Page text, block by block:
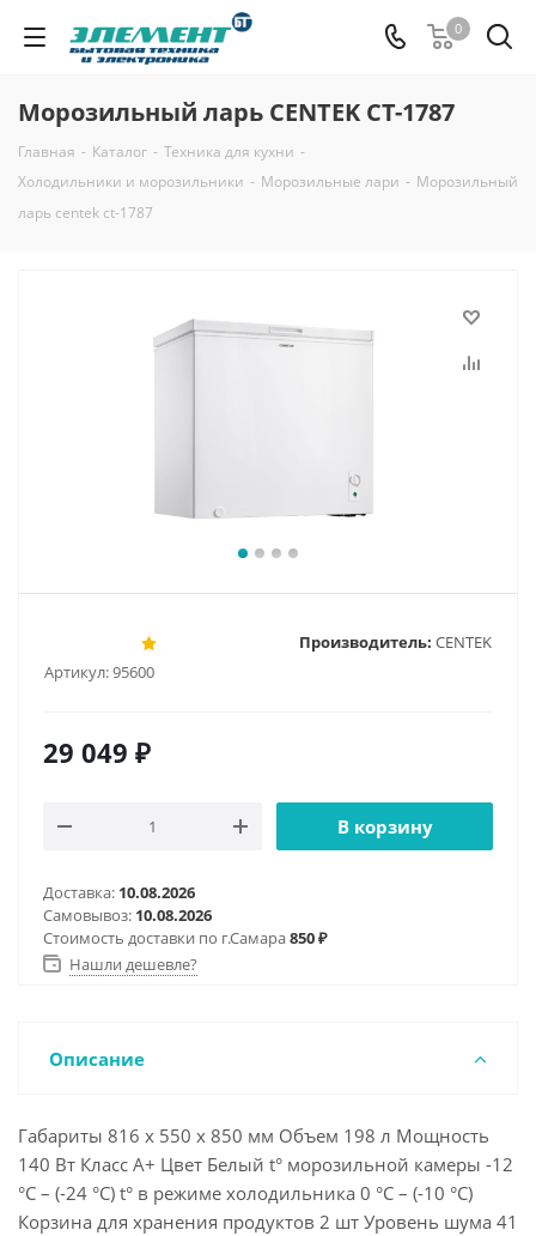
0
Морозильный ларь CENTEK CT-1787
Главная - Каталог - Техника для кухни -
Холодильники и морозильники - Морозильные лари - Морозильный
ларь centek ct-1787
Артикул:95600
Производитель: CENTEK
29 049 ₽
В корзину
Доставка: 10.08.2026
Самовывоз: 10.08.2026
Стоимость доставки по г.Самара850 ₽
Нашли дешевле?
Описание
Габариты 816 х 550 х 850 мм Объем 198 л Мощность
140 Вт Класс A+ Цвет Белый t° морозильной камеры -12
°С – (-24 °С) t° в режиме холодильника 0 °С – (-10 °С)
Корзина для хранения продуктов 2 шт Уровень шума 41